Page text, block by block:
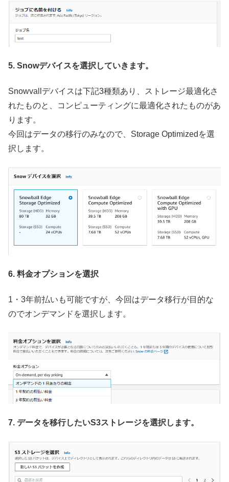
5. Snowデバイスを選択していきます。
Snowvallデバイスは下記3種類あり、ストレージ最適化さ
れたものと、コンピューティングに最適化されたものがあ
ります。
今回はデータの移行のみなので、Storage Optimizedを選
択します。
6. 料金オプションを選択
1・3年前払いも可能ですが、今回はデータ移行が目的な
のでオンデマンドを選択します。
7. データを移行したいS3ストレージを選択します。